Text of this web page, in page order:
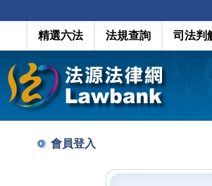
精選六法 法規查詢 司法判
會員登入